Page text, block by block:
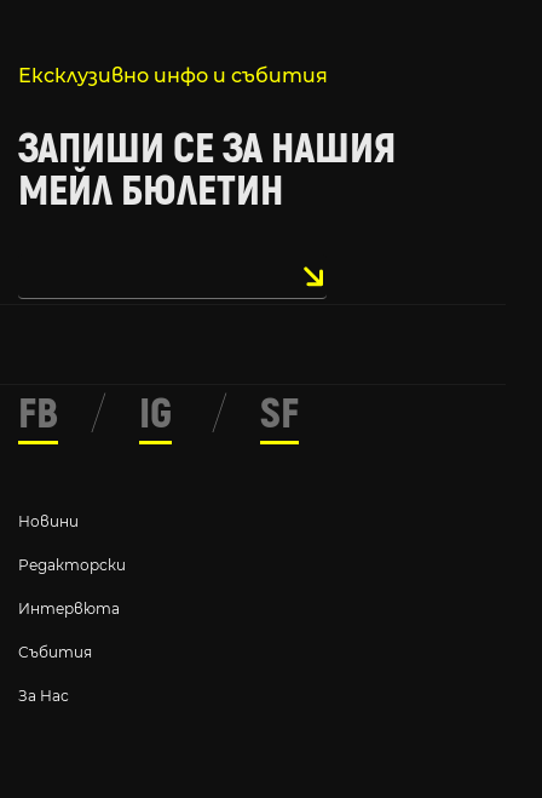
Ексклузивно инфо и събития
ЗАПИШИ СЕ ЗА НАШИЯ
МЕЙЛ БЮЛЕТИН
Новини
Редакторски
Интервюта
Събития
За Нас
FB / IG / SF